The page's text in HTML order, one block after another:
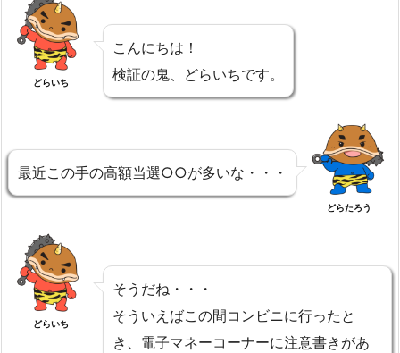
どらいち
こんにちは！
検証の鬼、どらいちです。
最近この手の高額当選○○が多いな・・・
どらたろう
どらいち
そうだね・・・
そういえばこの間コンビニに行ったと
き、電子マネーコーナーに注意書きがあ